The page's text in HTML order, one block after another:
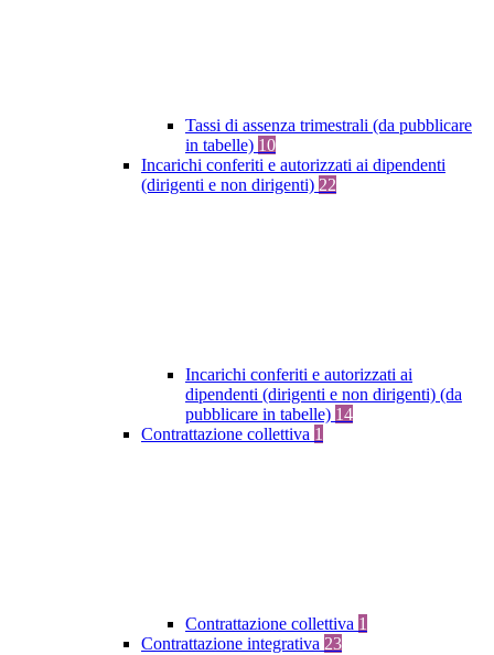
Tassi di assenza trimestrali (da pubblicare
in tabelle) 10
Incarichi conferiti e autorizzati ai dipendenti
(dirigenti e non dirigenti) 22
Incarichi conferiti e autorizzati ai
dipendenti (dirigenti e non dirigenti) (da
pubblicare in tabelle) 14
Contrattazione collettiva 1
Contrattazione collettiva 1
Contrattazione integrativa 23